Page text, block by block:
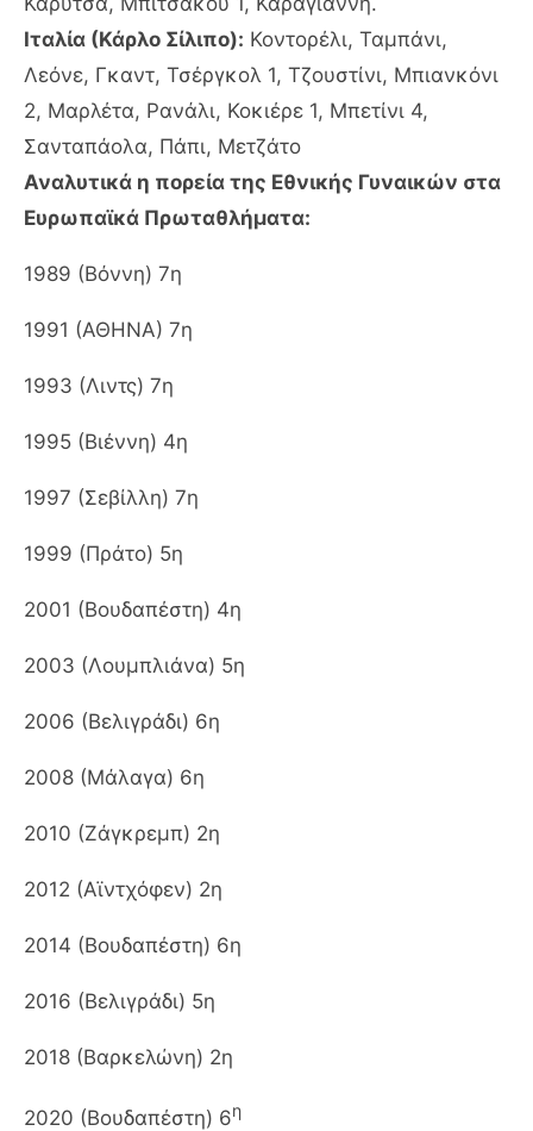
Ιταλία (Κάρλο Σίλιπο): Κοντορέλι, Ταμπάνι,
Λεόνε, Γκαντ, Τσέργκολ 1, Τζουστίνι, Μπιανκόνι
2, Μαρλέτα, Ρανάλι, Κοκιέρε 1, Μπετίνι 4,
Σανταπάολα, Πάπι, Μετζάτο
Αναλυτικά η πορεία της Εθνικής Γυναικών στα
Ευρωπαϊκά Πρωταθλήματα:
1989 (Βόννη) 7η
1991 (ΑΘΗΝΑ) 7η
1993 (Λιντς) 7η
1995 (Βιέννη) 4η
1997 (Σεβίλλη) 7η
1999 (Πράτο) 5η
2001 (Βουδαπέστη) 4η
2003 (Λουμπλιάνα) 5η
2006 (Βελιγράδι) 6η
2008 (Μάλαγα) 6η
2010 (Ζάγκρεμπ) 2η
2012 (Αϊντχόφεν) 2η
2014 (Βουδαπέστη) 6η
2016 (Βελιγράδι) 5η
2018 (Βαρκελώνη) 2η
2020 (Βουδαπέστη) 6η